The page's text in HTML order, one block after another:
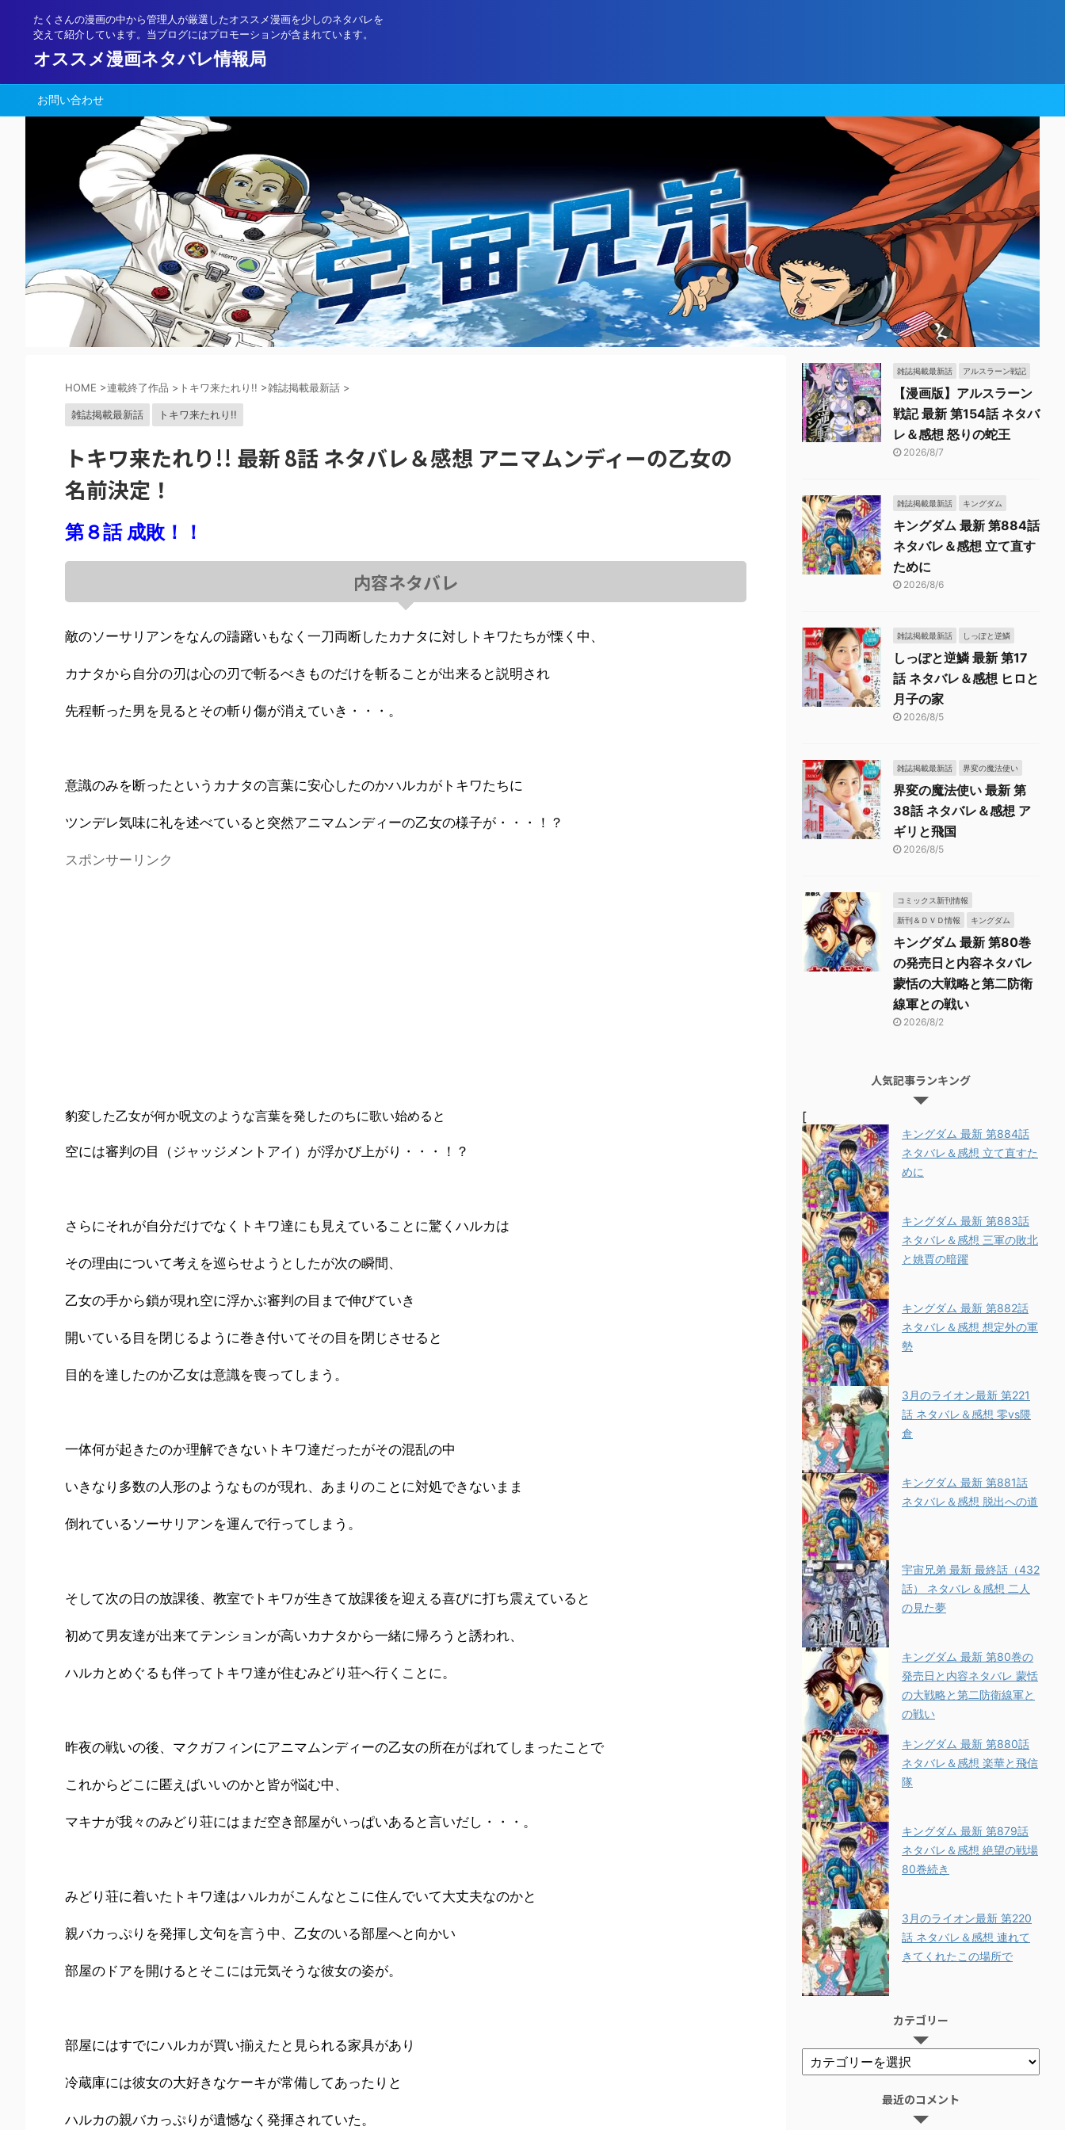
たくさんの漫画の中から管理人が厳選したオススメ漫画を少しのネタバレを
交えて紹介しています。当ブログにはプロモーションが含まれています。
オススメ漫画ネタバレ情報局
お問い合わせ
HOME >連載終了作品 > トキワ来たれり!! >雑誌掲載最新話 >
雑誌掲載最新話 トキワ来たれり!!
トキワ来たれり!! 最新 8話 ネタバレ＆感想 アニマムンディーの乙女の
名前決定！
第８話 成敗！！
内容ネタバレ
敵のソーサリアンをなんの躊躇いもなく一刀両断したカナタに対しトキワたちが慄く中、
カナタから自分の刃は心の刃で斬るべきものだけを斬ることが出来ると説明され
先程斬った男を見るとその斬り傷が消えていき・・・。
意識のみを断ったというカナタの言葉に安心したのかハルカがトキワたちに
ツンデレ気味に礼を述べていると突然アニマムンディーの乙女の様子が・・・！？
スポンサーリンク
豹変した乙女が何か呪文のような言葉を発したのちに歌い始めると
空には審判の目（ジャッジメントアイ）が浮かび上がり・・・！？
さらにそれが自分だけでなくトキワ達にも見えていることに驚くハルカは
その理由について考えを巡らせようとしたが次の瞬間、
乙女の手から鎖が現れ空に浮かぶ審判の目まで伸びていき
開いている目を閉じるように巻き付いてその目を閉じさせると
目的を達したのか乙女は意識を喪ってしまう。
一体何が起きたのか理解できないトキワ達だったがその混乱の中
いきなり多数の人形のようなものが現れ、あまりのことに対処できないまま
倒れているソーサリアンを運んで行ってしまう。
そして次の日の放課後、教室でトキワが生きて放課後を迎える喜びに打ち震えていると
初めて男友達が出来てテンションが高いカナタから一緒に帰ろうと誘われ、
ハルカとめぐるも伴ってトキワ達が住むみどり荘へ行くことに。
昨夜の戦いの後、マクガフィンにアニマムンディーの乙女の所在がばれてしまったことで
これからどこに匿えばいいのかと皆が悩む中、
マキナが我々のみどり荘にはまだ空き部屋がいっぱいあると言いだし・・・。
みどり荘に着いたトキワ達はハルカがこんなとこに住んでいて大丈夫なのかと
親バカっぷりを発揮し文句を言う中、乙女のいる部屋へと向かい
部屋のドアを開けるとそこには元気そうな彼女の姿が。
部屋にはすでにハルカが買い揃えたと見られる家具があり
冷蔵庫には彼女の大好きなケーキが常備してあったりと
ハルカの親バカっぷりが遺憾なく発揮されていた。
雑誌掲載最新話 アルスラーン戦記
【漫画版】アルスラーン
戦記 最新 第154話 ネタバ
レ＆感想 怒りの蛇王
2026/8/7
雑誌掲載最新話 キングダム
キングダム 最新 第884話
ネタバレ＆感想 立て直す
ために
2026/8/6
雑誌掲載最新話 しっぽと逆鱗
しっぽと逆鱗 最新 第17
話 ネタバレ＆感想 ヒロと
月子の家
2026/8/5
雑誌掲載最新話 界変の魔法使い
界変の魔法使い 最新 第
38話 ネタバレ＆感想 ア
ギリと飛国
2026/8/5
コミックス新刊情報
新刊＆ＤＶＤ情報 キングダム
キングダム 最新 第80巻
の発売日と内容ネタバレ
蒙恬の大戦略と第二防衛
線軍との戦い
2026/8/2
人気記事ランキング
[
キングダム 最新 第884話
ネタバレ＆感想 立て直すた
めに
キングダム 最新 第883話
ネタバレ＆感想 三軍の敗北
と姚賈の暗躍
キングダム 最新 第882話
ネタバレ＆感想 想定外の軍
勢
3月のライオン最新 第221
話 ネタバレ＆感想 零vs隈
倉
キングダム 最新 第881話
ネタバレ＆感想 脱出への道
宇宙兄弟 最新 最終話（432
話） ネタバレ＆感想 二人
の見た夢
キングダム 最新 第80巻の
発売日と内容ネタバレ 蒙恬
の大戦略と第二防衛線軍と
の戦い
キングダム 最新 第880話
ネタバレ＆感想 楽華と飛信
隊
キングダム 最新 第879話
ネタバレ＆感想 絶望の戦場
80巻続き
3月のライオン最新 第220
話 ネタバレ＆感想 連れて
きてくれたこの場所で
カテゴリー
最近のコメント